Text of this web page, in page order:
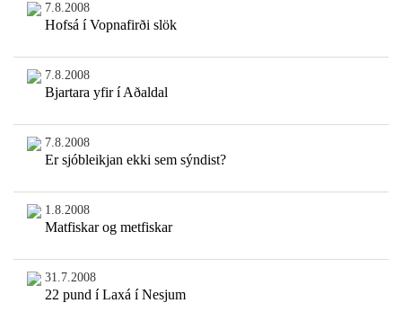
7.8.2008
Hofsá í Vopnafirði slök
7.8.2008
Bjartara yfir í Aðaldal
7.8.2008
Er sjóbleikjan ekki sem sýndist?
1.8.2008
Matfiskar og metfiskar
31.7.2008
22 pund í Laxá í Nesjum